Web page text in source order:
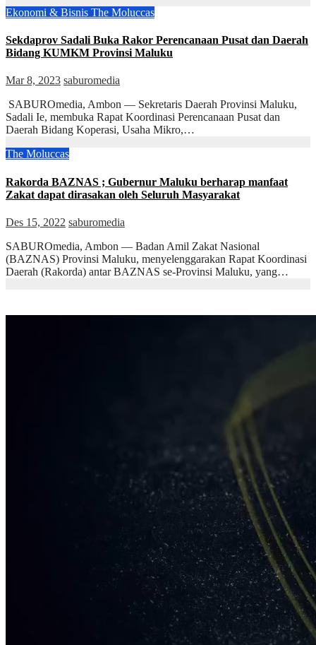
Ekonomi & Bisnis The Moluccas
Sekdaprov Sadali Buka Rakor Perencanaan Pusat dan Daerah
Bidang KUMKM Provinsi Maluku
Mar 8, 2023 saburomedia
SABUROmedia, Ambon — Sekretaris Daerah Provinsi Maluku,
Sadali Ie, membuka Rapat Koordinasi Perencanaan Pusat dan
Daerah Bidang Koperasi, Usaha Mikro,…
The Moluccas
Rakorda BAZNAS ; Gubernur Maluku berharap manfaat
Zakat dapat dirasakan oleh Seluruh Masyarakat
Des 15, 2022 saburomedia
SABUROmedia, Ambon — Badan Amil Zakat Nasional
(BAZNAS) Provinsi Maluku, menyelenggarakan Rapat Koordinasi
Daerah (Rakorda) antar BAZNAS se-Provinsi Maluku, yang…